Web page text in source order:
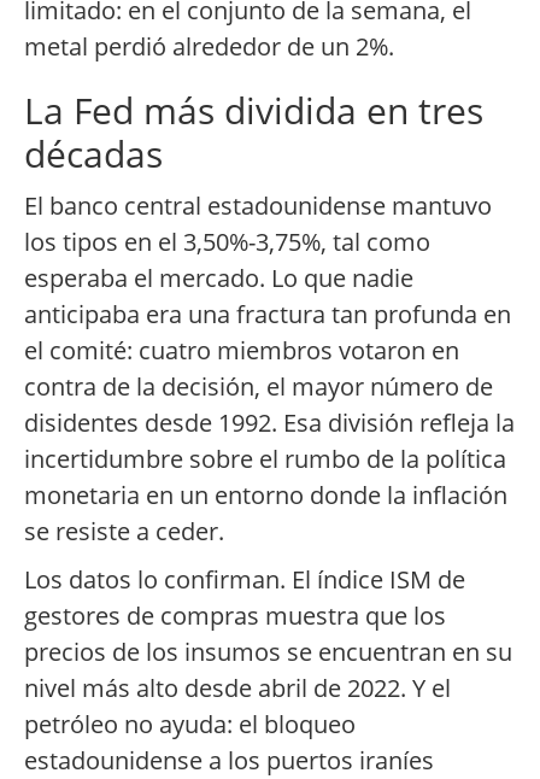
limitado: en el conjunto de la semana, el
metal perdió alrededor de un 2%.
La Fed más dividida en tres
décadas
El banco central estadounidense mantuvo
los tipos en el 3,50%-3,75%, tal como
esperaba el mercado. Lo que nadie
anticipaba era una fractura tan profunda en
el comité: cuatro miembros votaron en
contra de la decisión, el mayor número de
disidentes desde 1992. Esa división refleja la
incertidumbre sobre el rumbo de la política
monetaria en un entorno donde la inflación
se resiste a ceder.
Los datos lo confirman. El índice ISM de
gestores de compras muestra que los
precios de los insumos se encuentran en su
nivel más alto desde abril de 2022. Y el
petróleo no ayuda: el bloqueo
estadounidense a los puertos iraníes